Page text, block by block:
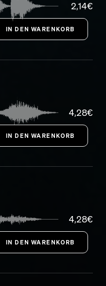
2,14€
4,28€
4,28€